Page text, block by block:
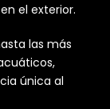
el exterior.
las más
única al